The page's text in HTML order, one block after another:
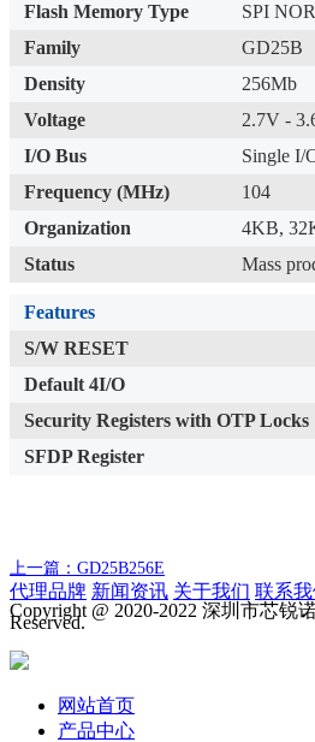
Flash Memory Type
SPI NOR
Family
GD25B
Density
256Mb
Voltage
2.7V -
I/O Bus
Single I/
Frequency (MHz)
104
Organization
4KB,
Status
Mass
Features
S/W RESET
Default 4I/O
Security Registers with OTP Locks
SFDP Register
上一篇：GD25B256E
代理品牌 新闻资讯 关于我们 联系
Copyright @ 2020-2022 深圳市芯锐
Reserved.
网站首页
产品中心